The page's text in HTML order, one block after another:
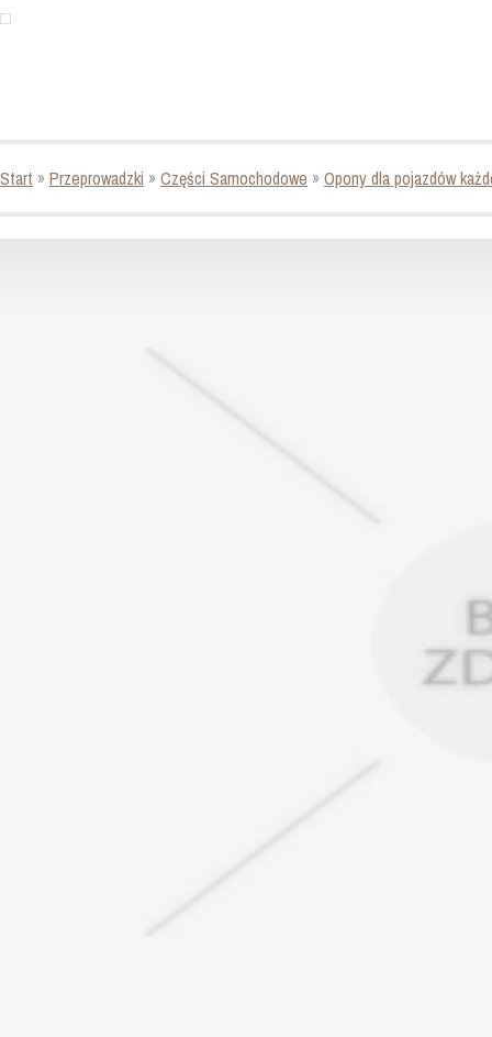
Start »Przeprowadzki »Części Samochodowe »Opony dla pojazdów